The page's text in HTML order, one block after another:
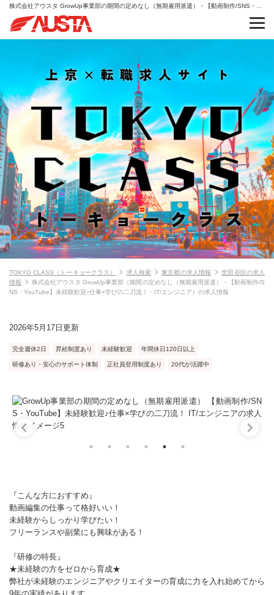
TOKYO CLASS（トーキョークラス） 求人検索 東京都の求人情報
世田谷区の求人
情報
株式会社アウスタ GrowUp事業部（期間の定めなし（無期雇用派遣）・【動画制作/S
NS・YouTube】未経験歓迎♪仕事×学びの二刀流！・IT/エンジニア）の求人情報
2026年5月17日更新
完全週休2日 昇給制度あり 未経験歓迎 年間休日120日以上
研修あり・安心のサポート体制 正社員登用制度あり 20代が活躍中
『こんな方におすすめ』
動画編集の仕事って格好いい！
未経験からしっかり学びたい！
フリーランスや副業にも興味がある！
『研修の特長』
★未経験の方をゼロから育成★
弊社が未経験のエンジニアやクリエイターの育成に力を入れ始めてから